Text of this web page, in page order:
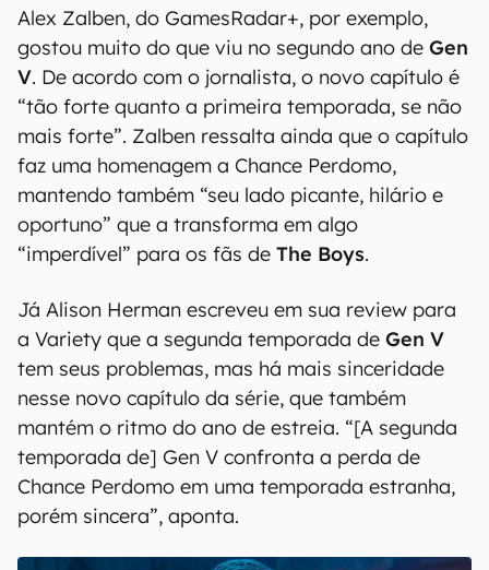
Alex Zalben, do GamesRadar+, por exemplo,
gostou muito do que viu no segundo ano de Gen
V. De acordo com o jornalista, o novo capítulo é
“tão forte quanto a primeira temporada, se não
mais forte”. Zalben ressalta ainda que o capítulo
faz uma homenagem a Chance Perdomo,
mantendo também “seu lado picante, hilário e
oportuno” que a transforma em algo
“imperdível” para os fãs de The Boys.
Já Alison Herman escreveu em sua review para
a Variety que a segunda temporada de Gen V
tem seus problemas, mas há mais sinceridade
nesse novo capítulo da série, que também
mantém o ritmo do ano de estreia. “[A segunda
temporada de] Gen V confronta a perda de
Chance Perdomo em uma temporada estranha,
porém sincera”, aponta.